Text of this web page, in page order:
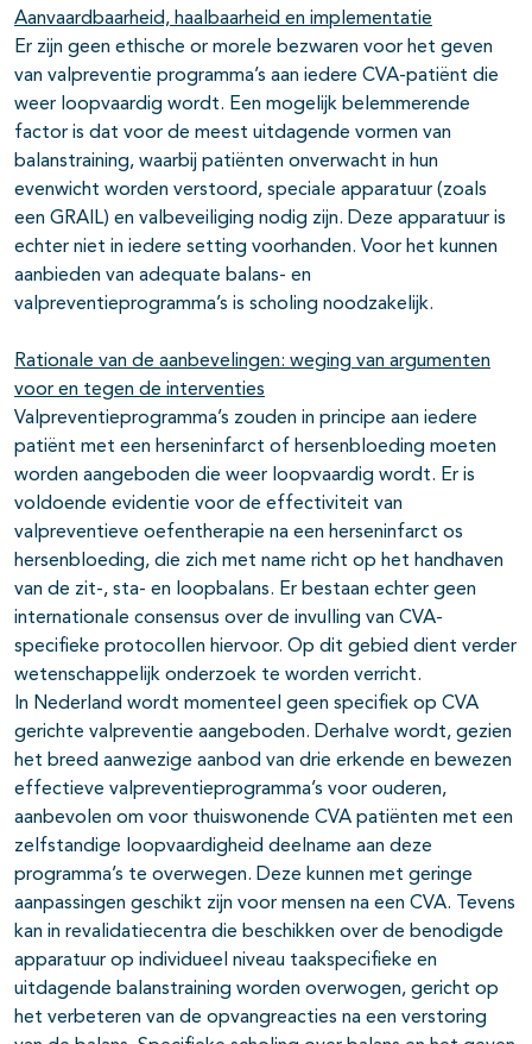
Aanvaardbaarheid, haalbaarheid en implementatie
Er zijn geen ethische or morele bezwaren voor het geven
van valpreventie programma’s aan iedere CVA-patiënt die
weer loopvaardig wordt. Een mogelijk belemmerende
factor is dat voor de meest uitdagende vormen van
balanstraining, waarbij patiënten onverwacht in hun
evenwicht worden verstoord, speciale apparatuur (zoals
een GRAIL) en valbeveiliging nodig zijn. Deze apparatuur is
echter niet in iedere setting voorhanden. Voor het kunnen
aanbieden van adequate balans- en
valpreventieprogramma’s is scholing noodzakelijk.
Rationale van de aanbevelingen: weging van argumenten
voor en tegen de interventies
Valpreventieprogramma’s zouden in principe aan iedere
patiënt met een herseninfarct of hersenbloeding moeten
worden aangeboden die weer loopvaardig wordt. Er is
voldoende evidentie voor de effectiviteit van
valpreventieve oefentherapie na een herseninfarct os
hersenbloeding, die zich met name richt op het handhaven
van de zit-, sta- en loopbalans. Er bestaan echter geen
internationale consensus over de invulling van CVA-
specifieke protocollen hiervoor. Op dit gebied dient verder
wetenschappelijk onderzoek te worden verricht.
In Nederland wordt momenteel geen specifiek op CVA
gerichte valpreventie aangeboden. Derhalve wordt, gezien
het breed aanwezige aanbod van drie erkende en bewezen
effectieve valpreventieprogramma’s voor ouderen,
aanbevolen om voor thuiswonende CVA patiënten met een
zelfstandige loopvaardigheid deelname aan deze
programma’s te overwegen. Deze kunnen met geringe
aanpassingen geschikt zijn voor mensen na een CVA. Tevens
kan in revalidatiecentra die beschikken over de benodigde
apparatuur op individueel niveau taakspecifieke en
uitdagende balanstraining worden overwogen, gericht op
het verbeteren van de opvangreacties na een verstoring